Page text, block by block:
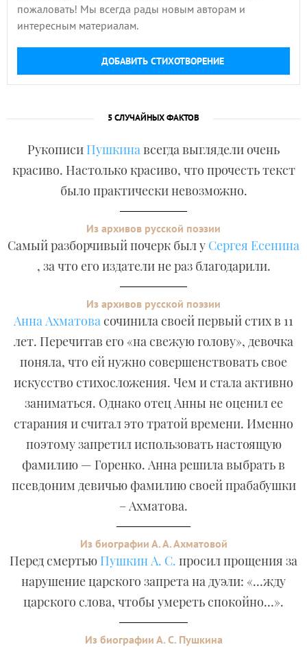
пожаловать! Мы всегда рады новым авторам и
интересным материалам.
ДОБАВИТЬ СТИХОТВОРЕНИЕ
5 СЛУЧАЙНЫХ ФАКТОВ
Рукописи Пушкинавсегда выглядели очень
красиво. Настолько красиво, что прочесть текст
было практически невозможно.
Из архивов русской поэзии
Самый разборчивый почерк был у Сергея Есенина
, за что его издатели не раз благодарили.
Из архивов русской поэзии
Анна Ахматовасочинила своей первый стих в 11
лет. Перечитав его «на свежую голову», девочка
поняла, что ей нужно совершенствовать свое
искусство стихосложения. Чем и стала активно
заниматься. Однако отец Анны не оценил ее
старания и считал это тратой времени. Именно
поэтому запретил использовать настоящую
фамилию — Горенко. Анна решила выбрать в
псевдоним девичью фамилию своей прабабушки
– Ахматова.
Из биографии А. А. Ахматовой
Перед смертью Пушкин А. С. просил прощения за
нарушение царского запрета на дуэли: «…жду
царского слова, чтобы умереть спокойно…».
Из биографии А. С. Пушкина